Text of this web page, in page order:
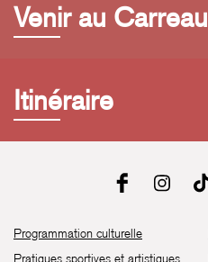
Venir au Carreau
Itinéraire
Programmation culturelle
Pratiques sportives et artistiques